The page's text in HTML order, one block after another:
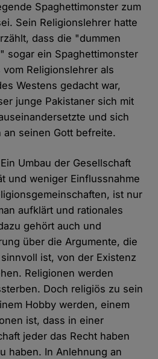
Spaghettimonster zum
Sein Religionslehrer hatte
dass die "dummen
sogar ein Spaghettimonster
Religionslehrer als
Westens gedacht war,
junge Pakistaner sich mit
und sich
an seinen Gott befreite.
Umbau der Gesellschaft
und weniger Einflussnahme
ist nur
aufklärt und rationales
gehört auch und
über die Argumente, die
ist, von der Existenz
Religionen werden
Doch religiös zu sein
Hobby werden, einem
ist, dass in einer
jeder das Recht haben
haben. In Anlehnung an